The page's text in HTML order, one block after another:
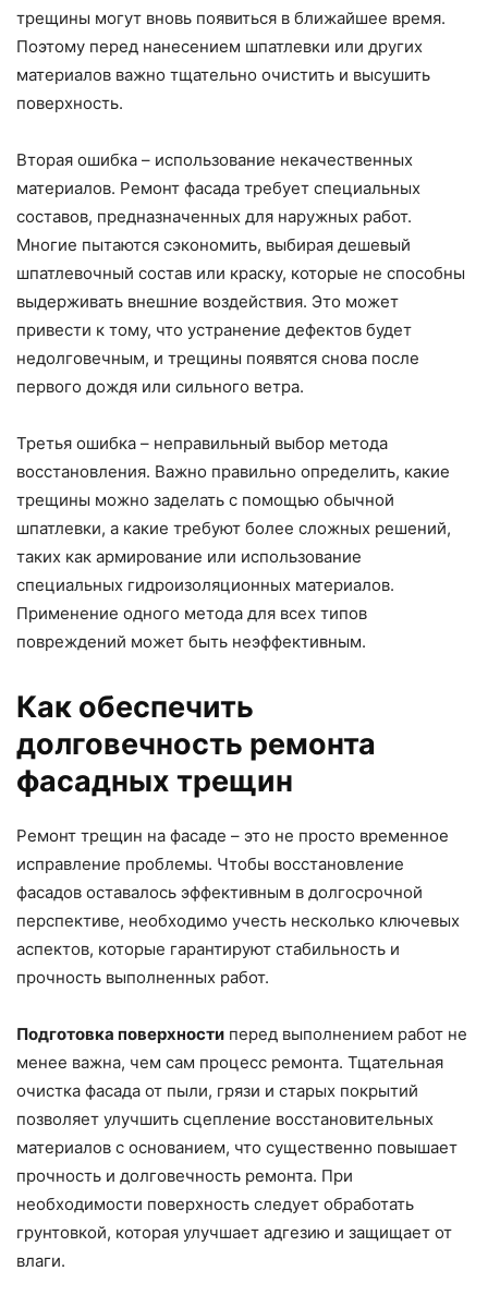
трещины могут вновь появиться в ближайшее время.
Поэтому перед нанесением шпатлевки или других
материалов важно тщательно очистить и высушить
поверхность.
Вторая ошибка – использование некачественных
материалов. Ремонт фасада требует специальных
составов, предназначенных для наружных работ.
Многие пытаются сэкономить, выбирая дешевый
шпатлевочный состав или краску, которые не способны
выдерживать внешние воздействия. Это может
привести к тому, что устранение дефектов будет
недолговечным, и трещины появятся снова после
первого дождя или сильного ветра.
Третья ошибка – неправильный выбор метода
восстановления. Важно правильно определить, какие
трещины можно заделать с помощью обычной
шпатлевки, а какие требуют более сложных решений,
таких как армирование или использование
специальных гидроизоляционных материалов.
Применение одного метода для всех типов
повреждений может быть неэффективным.
Как обеспечить
долговечность ремонта
фасадных трещин
Ремонт трещин на фасаде – это не просто временное
исправление проблемы. Чтобы восстановление
фасадов оставалось эффективным в долгосрочной
перспективе, необходимо учесть несколько ключевых
аспектов, которые гарантируют стабильность и
прочность выполненных работ.
Подготовка поверхности перед выполнением работ не
менее важна, чем сам процесс ремонта. Тщательная
очистка фасада от пыли, грязи и старых покрытий
позволяет улучшить сцепление восстановительных
материалов с основанием, что существенно повышает
прочность и долговечность ремонта. При
необходимости поверхность следует обработать
грунтовкой, которая улучшает адгезию и защищает от
влаги.